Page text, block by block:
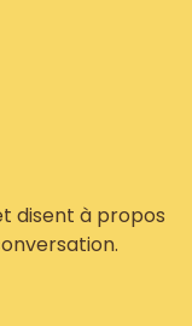
disent à propos